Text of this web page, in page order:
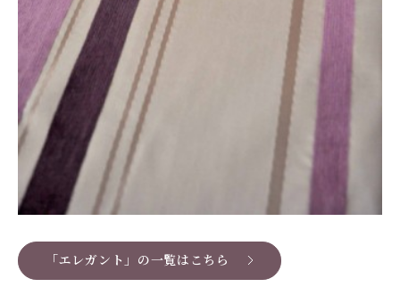
「エレガント」の一覧はこちら